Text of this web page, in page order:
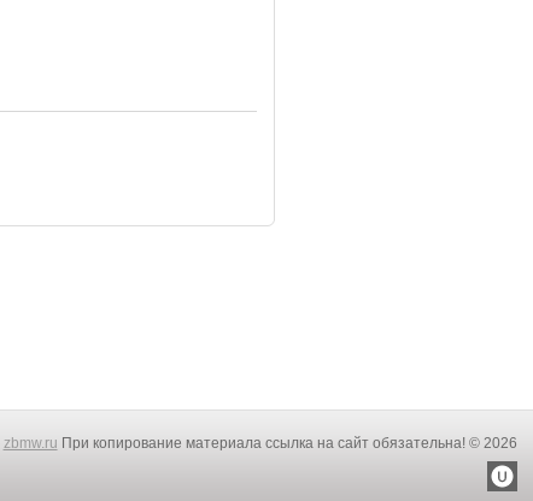
zbmw.ru При копирование материала ссылка на сайт обязательна! © 2026